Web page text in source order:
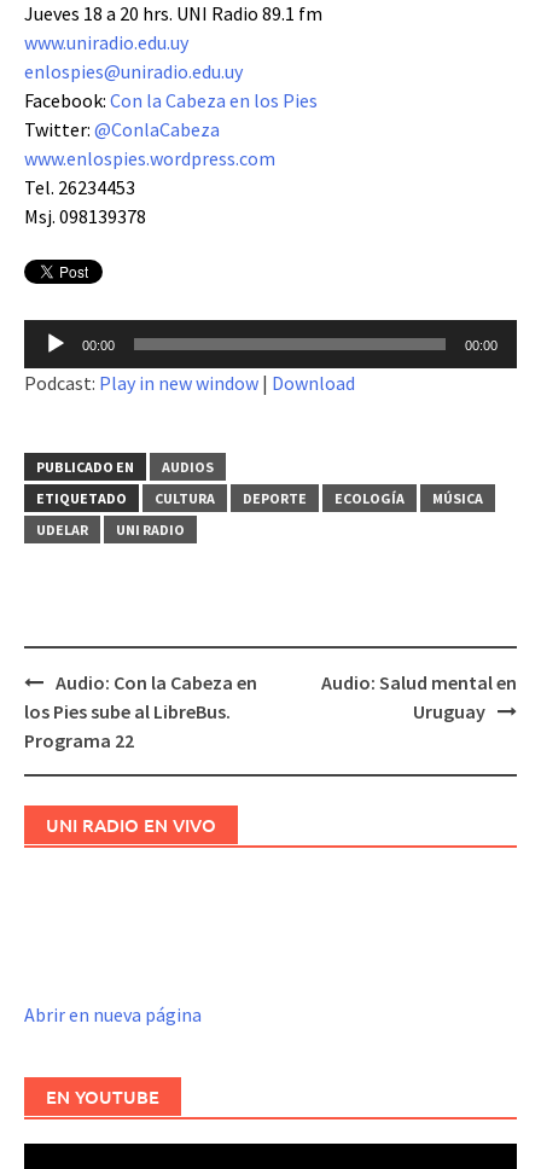
Jueves 18 a 20 hrs. UNI Radio 89.1 fm
www.uniradio.edu.uy
enlospies@uniradio.edu.uy
Facebook: Con la Cabeza en los Pies
Twitter: @ConlaCabeza
www.enlospies.wordpress.com
Tel. 26234453
Msj. 098139378
Reproductor
de
audio
00:00 00:00
Podcast: Play in new window | Download
PUBLICADO EN
AUDIOS
ETIQUETADO
CULTURA DEPORTE ECOLOGÍA
MÚSICA
UDELAR
UNI RADIO
Navegación
de
entradas
Audio: Con la Cabeza en
los Pies sube al LibreBus.
Programa 22
Audio: Salud mental en
Uruguay
UNI RADIO EN VIVO
Abrir en nueva página
EN YOUTUBE